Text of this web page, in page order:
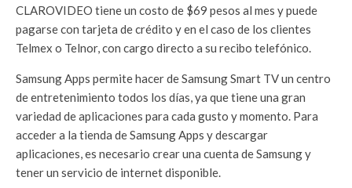
CLAROVIDEO tiene un costo de $69 pesos al mes y puede
pagarse con tarjeta de crédito y en el caso de los clientes
Telmex o Telnor, con cargo directo a su recibo telefónico.
Samsung Apps permite hacer de Samsung Smart TV un centro
de entretenimiento todos los días, ya que tiene una gran
variedad de aplicaciones para cada gusto y momento. Para
acceder a la tienda de Samsung Apps y descargar
aplicaciones, es necesario crear una cuenta de Samsung y
tener un servicio de internet disponible.